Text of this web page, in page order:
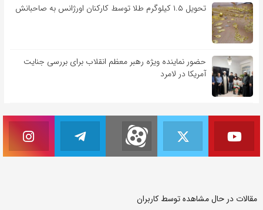
تحویل ۱.۵ کیلوگرم طلا توسط کارکنان اورژانس به صاحبانش
حضور نماینده ویژه رهبر معظم انقلاب برای بررسی جنایت
آمریکا در لامرد
مقالات در حال مشاهده توسط کاربران